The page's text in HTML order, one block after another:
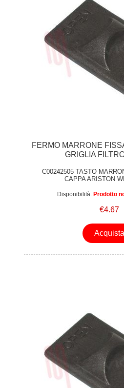
FERMO MARRONE
GRIGLIA
C00242505 TASTO
CAPPA ARISTON
Disponibilità: Prodotto
€4.67
Acquista